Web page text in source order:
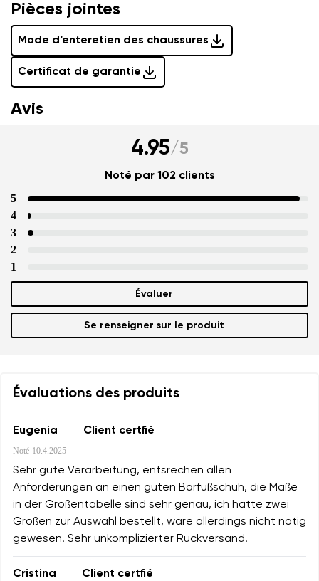
Pièces jointes
Mode d‘enteretien des chaussures
Certificat de garantie
Avis
4.95/5
Noté par 102 clients
5
4
3
2
1
Évaluer
Se renseigner sur le produit
Évaluations des produits
Eugenia Client certfié
Noté 10.4.2025
Sehr gute Verarbeitung, entsrechen allen
Anforderungen an einen guten Barfußschuh, die Maße
in der Größentabelle sind sehr genau, ich hatte zwei
Größen zur Auswahl bestellt, wäre allerdings nicht nötig
gewesen. Sehr unkomplizierter Rückversand.
Cristina Client certfié